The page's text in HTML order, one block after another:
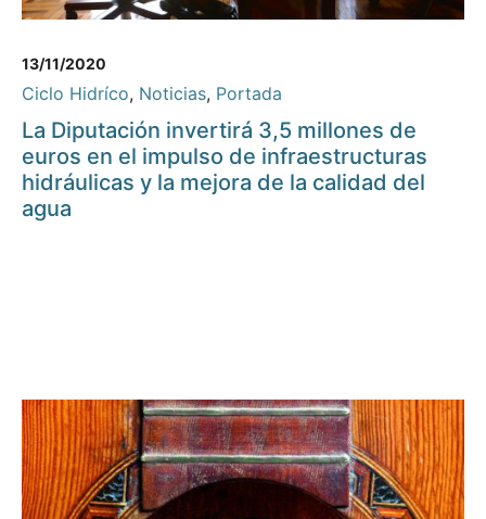
13/11/2020
Ciclo Hidríco, Noticias, Portada
La Diputación invertirá 3,5 millones de
euros en el impulso de infraestructuras
hidráulicas y la mejora de la calidad del
agua